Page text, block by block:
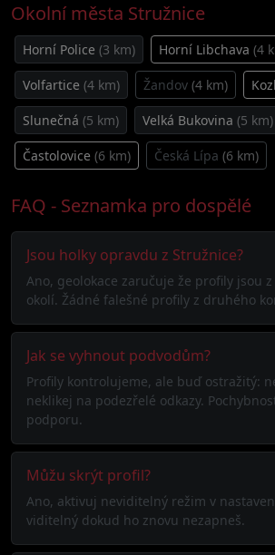
Okolní města Stružnice
Horní Police (3 km) Horní Libchava (4
Volfartice (4 km) Žandov (4 km)
Slunečná (5 km) Velká Bukovina (5 km)
Častolovice (6 km) Česká Lípa (6 km)
FAQ - Seznamka pro dospělé
Jsou holky opravdu z Stružnice?
Ano, geolokace zaručuje že profily jsou
okolí. Žádné falešné profily z druhého
Jak se vyhnout podvodům?
Profily kontrolujeme, ale buď ostražitý:
neklikej na podezřelé odkazy.
podporu.
Můžu skrýt profil?
Ano, aktivuj neviditelný režim v
viditelný dokud ho znovu nezapneš.